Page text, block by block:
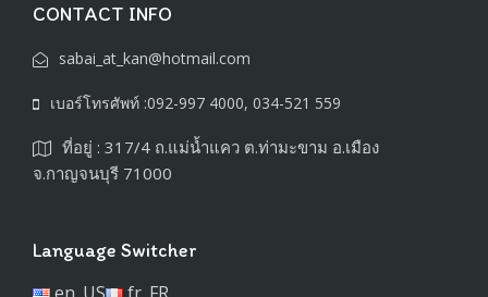
CONTACT INFO
sabai_at_kan@hotmail.com
เบอร์โทรศัพท์ :092-997 4000, 034-521 559
ที่อยู่ : 317/4 ถ.แม่น้ำแคว ต.ท่ามะขาม อ.เมือง
จ.กาญจนบุรี 71000
Language Switcher